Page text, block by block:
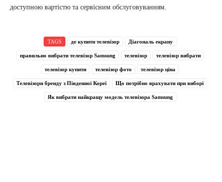
доступною вартістю та сервісним обслуговуванням.
TAGS де купити телевізор Діагональ екрану
правильно вибрати телевізор Samsung телевізор телевізор вибрати
телевізор купити телевізор фото телевізор ціна
Телевізори бренду з Південної Кореї Що потрібно врахувати при виборі
Як вибрати найкращу модель телевізора Samsung